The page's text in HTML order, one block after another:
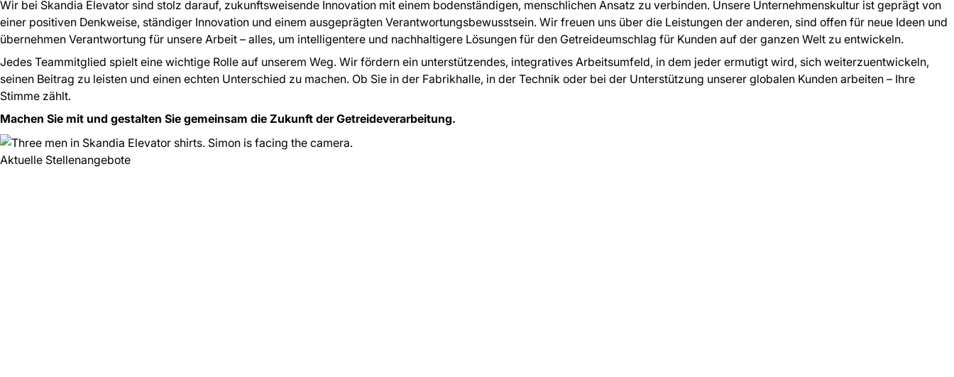
Wir bei Skandia Elevator sind stolz darauf, zukunftsweisende Innovation mit einem bodenständigen, menschlichen Ansatz zu verbinden. Unsere Unternehmenskultur ist geprägt von
einer positiven Denkweise, ständiger Innovation und einem ausgeprägten Verantwortungsbewusstsein. Wir freuen uns über die Leistungen der anderen, sind offen für neue Ideen und
übernehmen Verantwortung für unsere Arbeit – alles, um intelligentere und nachhaltigere Lösungen für den Getreideumschlag für Kunden auf der ganzen Welt zu entwickeln.
Jedes Teammitglied spielt eine wichtige Rolle auf unserem Weg. Wir fördern ein unterstützendes, integratives Arbeitsumfeld, in dem jeder ermutigt wird, sich weiterzuentwickeln,
seinen Beitrag zu leisten und einen echten Unterschied zu machen. Ob Sie in der Fabrikhalle, in der Technik oder bei der Unterstützung unserer globalen Kunden arbeiten – Ihre
Stimme zählt.
Machen Sie mit und gestalten Sie gemeinsam die Zukunft der Getreideverarbeitung.
Aktuelle Stellenangebote